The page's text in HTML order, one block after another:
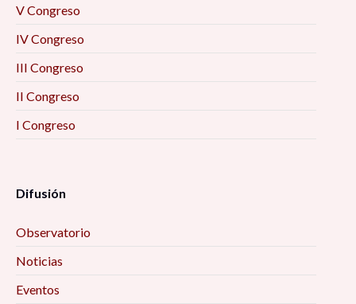
V Congreso
IV Congreso
III Congreso
II Congreso
I Congreso
Difusión
Observatorio
Noticias
Eventos